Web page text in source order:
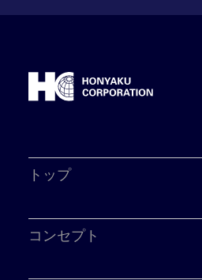
トップ
コンセプト